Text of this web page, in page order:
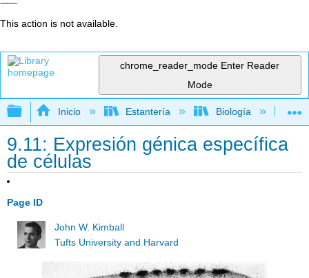
This action is not available.
chrome_reader_mode Enter Reader
Mode
Expandir/contraer jerarquía global
Inicio Estantería Biología
9.11: Expresión génica específica
de células
Page ID
John W. Kimball
Tufts University and Harvard